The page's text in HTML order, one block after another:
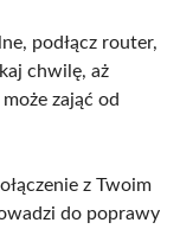
podłącz router,
chwilę, aż
zająć od
z Twoim
do poprawy